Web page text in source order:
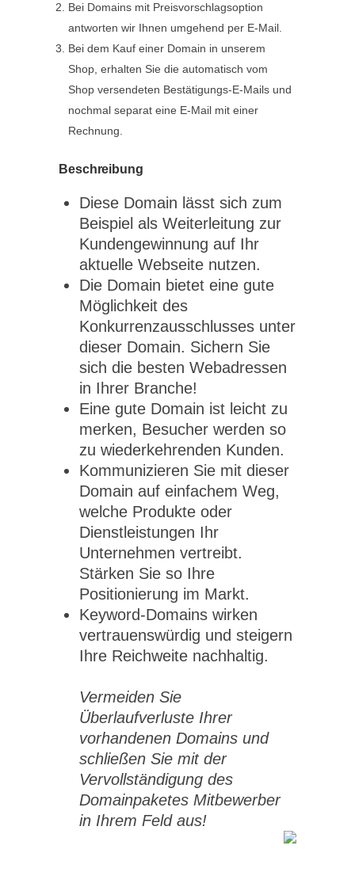
Bei Domains mit Preisvorschlagsoption
antworten wir Ihnen umgehend per E-Mail.
Bei dem Kauf einer Domain in unserem
Shop, erhalten Sie die automatisch vom
Shop versendeten Bestätigungs-E-Mails und
nochmal separat eine E-Mail mit einer
Rechnung.
Beschreibung
Diese Domain lässt sich zum
Beispiel als Weiterleitung zur
Kundengewinnung auf Ihr
aktuelle Webseite nutzen.
Die Domain bietet eine gute
Möglichkeit des
Konkurrenzausschlusses unter
dieser Domain. Sichern Sie
sich die besten Webadressen
in Ihrer Branche!
Eine gute Domain ist leicht zu
merken, Besucher werden so
zu wiederkehrenden Kunden.
Kommunizieren Sie mit dieser
Domain auf einfachem Weg,
welche Produkte oder
Dienstleistungen Ihr
Unternehmen vertreibt.
Stärken Sie so Ihre
Positionierung im Markt.
Keyword-Domains wirken
vertrauenswürdig und steigern
Ihre Reichweite nachhaltig.
Vermeiden Sie
Überlaufverluste Ihrer
vorhandenen Domains und
schließen Sie mit der
Vervollständigung des
Domainpaketes Mitbewerber
in Ihrem Feld aus!